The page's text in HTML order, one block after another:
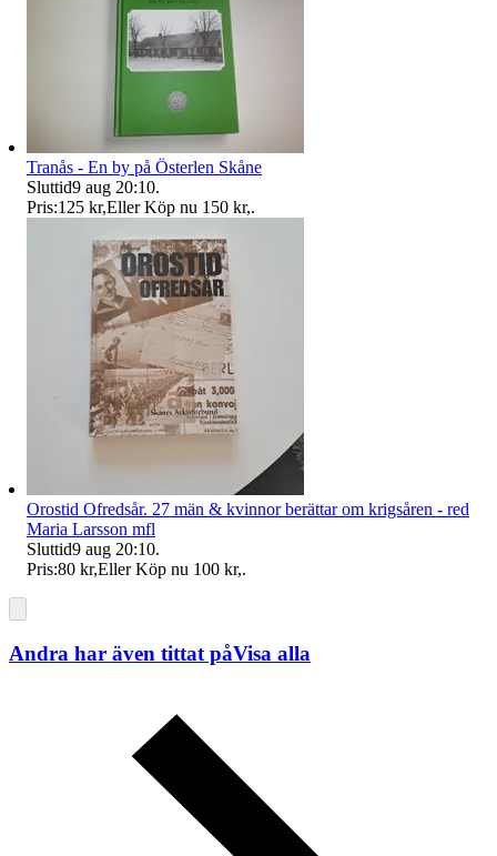
Tranås - En by på Österlen Skåne
Sluttid9 aug 20:10.
Pris:125 kr,Eller Köp nu 150 kr,.
Orostid Ofredsår. 27 män & kvinnor berättar om krigsåren - red
Maria Larsson mfl
Sluttid9 aug 20:10.
Pris:80 kr,Eller Köp nu 100 kr,.
Andra har även tittat påVisa alla